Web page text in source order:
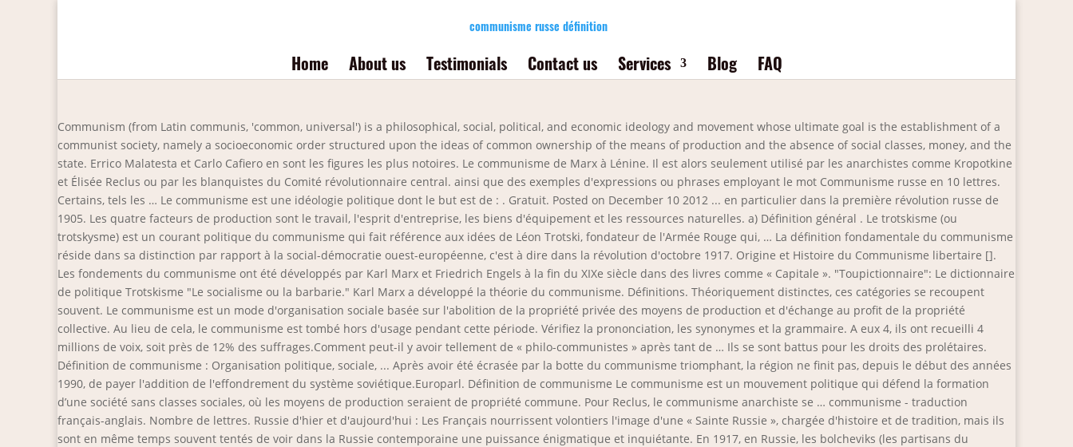
communisme russe définition
Home About us Testimonials Contact us Services Blog FAQ
Communism (from Latin communis, 'common, universal') is a philosophical, social, political, and economic ideology and movement whose ultimate goal is the establishment of a
communist society, namely a socioeconomic order structured upon the ideas of common ownership of the means of production and the absence of social classes, money, and the
state. Errico Malatesta et Carlo Cafiero en sont les figures les plus notoires. Le communisme de Marx à Lénine. Il est alors seulement utilisé par les anarchistes comme Kropotkine
et Élisée Reclus ou par les blanquistes du Comité révolutionnaire central. ainsi que des exemples d'expressions ou phrases employant le mot Communisme russe en 10 lettres.
Certains, tels les … Le communisme est une idéologie politique dont le but est de : . Gratuit. Posted on December 10 2012 ... en particulier dans la première révolution russe de
1905. Les quatre facteurs de production sont le travail, l'esprit d'entreprise, les biens d'équipement et les ressources naturelles. a) Définition général . Le trotskisme (ou
trotskysme) est un courant politique du communisme qui fait référence aux idées de Léon Trotski, fondateur de l'Armée Rouge qui, … La définition fondamentale du communisme
réside dans sa distinction par rapport à la social-démocratie ouest-européenne, c'est à dire dans la révolution d'octobre 1917. Origine et Histoire du Communisme libertaire [].
Les fondements du communisme ont été développés par Karl Marx et Friedrich Engels à la fin du XIXe siècle dans des livres comme « Capitale ». "Toupictionnaire": Le dictionnaire
de politique Trotskisme "Le socialisme ou la barbarie." Karl Marx a développé la théorie du communisme. Définitions. Théoriquement distinctes, ces catégories se recoupent
souvent. Le communisme est un mode d'organisation sociale basée sur l'abolition de la propriété privée des moyens de production et d'échange au profit de la propriété
collective. Au lieu de cela, le communisme est tombé hors d'usage pendant cette période. Vérifiez la prononciation, les synonymes et la grammaire. A eux 4, ils ont recueilli 4
millions de voix, soit près de 12% des suffrages.Comment peut-il y avoir tellement de « philo-communistes » après tant de … Ils se sont battus pour les droits des prolétaires.
Définition de communisme : Organisation politique, sociale, ... Après avoir été écrasée par la botte du communisme triomphant, la région ne finit pas, depuis le début des années
1990, de payer l'addition de l'effondrement du système soviétique.Europarl. Définition de communisme Le communisme est un mouvement politique qui défend la formation
d’une société sans classes sociales, où les moyens de production seraient de propriété commune. Pour Reclus, le communisme anarchiste se … communisme - traduction
français-anglais. Nombre de lettres. Russie d'hier et d'aujourd'hui : Les Français nourrissent volontiers l'image d'une « Sainte Russie », chargée d'histoire et de tradition, mais ils
sont en même temps souvent tentés de voir dans la Russie contemporaine une puissance énigmatique et inquiétante. En 1917, en Russie, les bolcheviks (les partisans du